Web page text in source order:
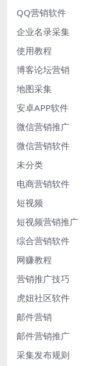
QQ营销软件
企业名录采集
使用教程
博客论坛营销
地图采集
安卓APP软件
微信营销推广
微信营销软件
未分类
电商营销软件
短视频
短视频营销推广
综合营销软件
网赚教程
营销推广技巧
虎妞社区软件
邮件营销
邮件营销推广
采集发布规则